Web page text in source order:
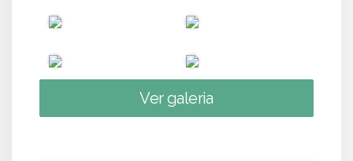
Ver galeria